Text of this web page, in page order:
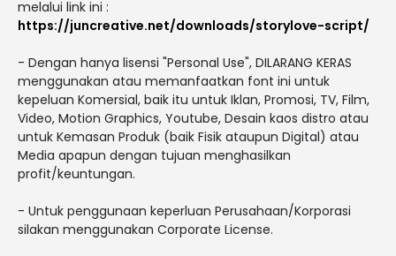
melalui link ini :
https://juncreative.net/downloads/storylove-script/
- Dengan hanya lisensi "Personal Use", DILARANG KERAS
menggunakan atau memanfaatkan font ini untuk
kepeluan Komersial, baik itu untuk Iklan, Promosi, TV, Film,
Video, Motion Graphics, Youtube, Desain kaos distro atau
untuk Kemasan Produk (baik Fisik ataupun Digital) atau
Media apapun dengan tujuan menghasilkan
profit/keuntungan.
- Untuk penggunaan keperluan Perusahaan/Korporasi
silakan menggunakan Corporate License.